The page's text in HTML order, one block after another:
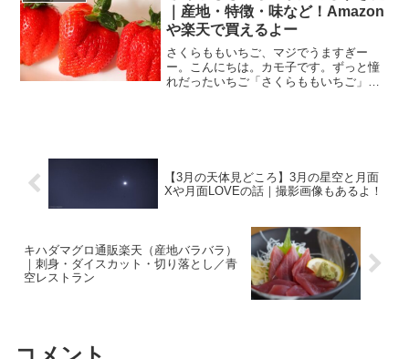
｜産地・特徴・味など！Amazon
や楽天で買えるよー
さくらももいちご、マジでうますぎー
ー。こんにちは。カモ子です。ずっと憧
れだったいちご「さくらももいちご」を
【3月の天体見どころ】3月の星空と月面
Xや月面LOVEの話｜撮影画像もあるよ！
キハダマグロ通販楽天（産地バラバラ）
｜刺身・ダイスカット・切り落とし／青
空レストラン